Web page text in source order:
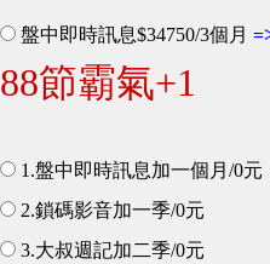
盤中即時訊息$34750/3個月
88節霸氣+1
1.盤中即時訊息加一個月/0元
2.鎖碼影音加一季/0元
3.大叔週記加二季/0元